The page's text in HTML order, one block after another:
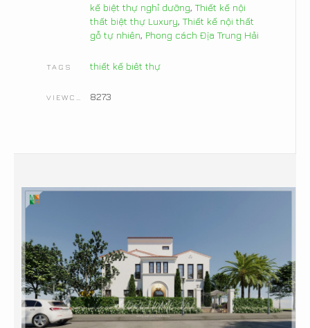
kế biệt thự nghỉ dưỡng, Thiết kế nội
thất biệt thự Luxury, Thiết kế nội thất
gỗ tự nhiên, Phong cách Địa Trung Hải
TAGS thiết kế biêt thự
8273